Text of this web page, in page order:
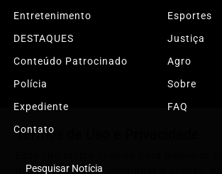
Entretenimento
Esportes
DESTAQUES
Justiça
Conteúdo Patrocinado
Agro
Polícia
Sobre
Expediente
FAQ
Contato
Termos de Uso e Privacidade
Esse site utiliza cookies para melhorar
de navegação. Ao continuar o acesso,